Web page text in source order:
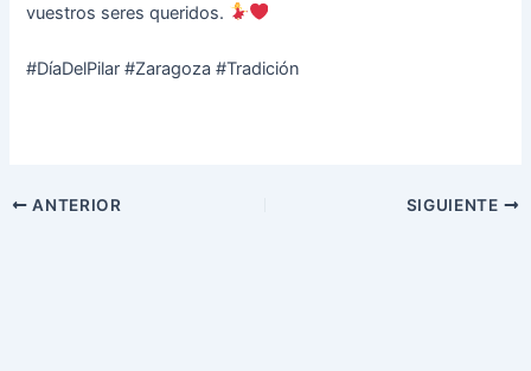
vuestros seres queridos.
#DíaDelPilar #Zaragoza #Tradición
ANTERIOR SIGUIENTE